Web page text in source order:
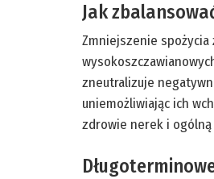
Jak
Zmniejszenie
zneutralizuje
uniemożliwiając ich
zdrowie nerek i